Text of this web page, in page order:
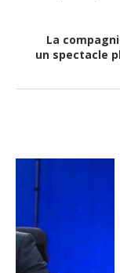
La
un spectacle